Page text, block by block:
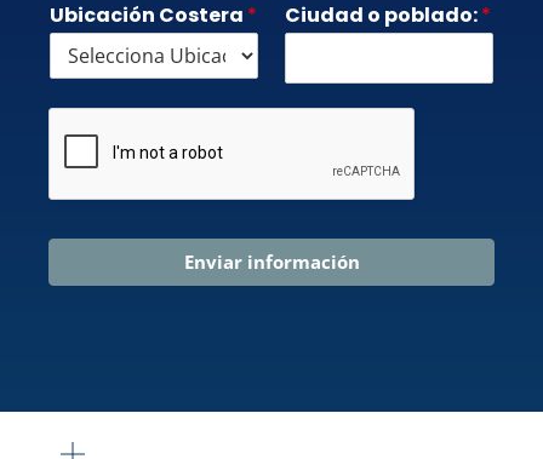
Ubicación Costera * Ciudad o poblado:*
Enviar información